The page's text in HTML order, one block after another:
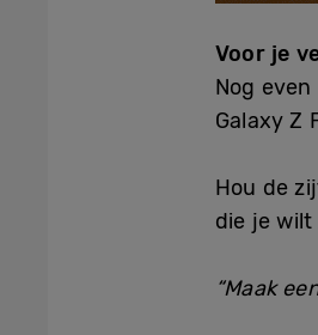
Voor je
Nog
Galaxy Z
Hou de
die je wilt
“Maak